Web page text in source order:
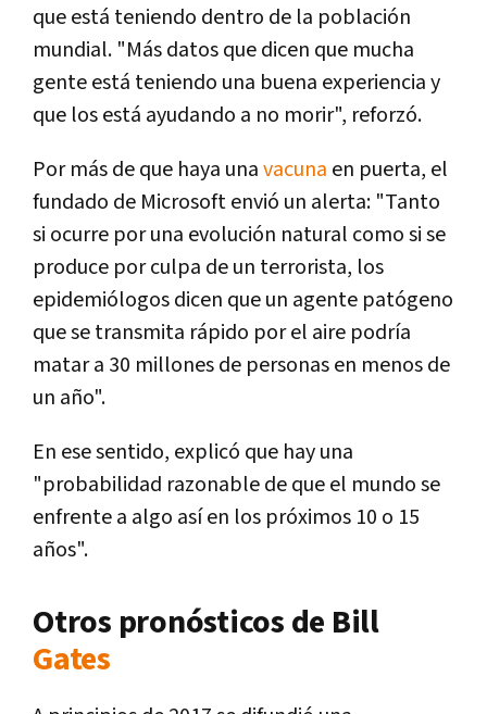
que está teniendo dentro de la población
mundial. "Más datos que dicen que mucha
gente está teniendo una buena experiencia y
que los está ayudando a no morir", reforzó.
Por más de que haya unavacuna en puerta, el
fundado de Microsoft envió un alerta: "Tanto
si ocurre por una evolución natural como si se
produce por culpa de un terrorista, los
epidemiólogos dicen que un agente patógeno
que se transmita rápido por el aire podría
matar a 30 millones de personas en menos de
un año".
En ese sentido, explicó que hay una
"probabilidad razonable de que el mundo se
enfrente a algo así en los próximos 10 o 15
años".
Otros pronósticos de Bill
Gates